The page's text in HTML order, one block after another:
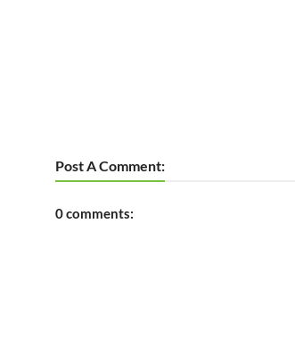
Post A Comment:
0 comments: